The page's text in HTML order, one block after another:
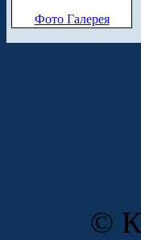
Фото Галерея
©